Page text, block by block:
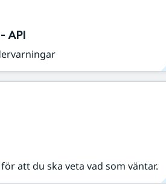
API
att du ska veta vad som väntar.